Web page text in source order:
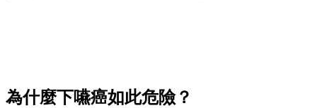
為什麼下嚥癌如此危險？